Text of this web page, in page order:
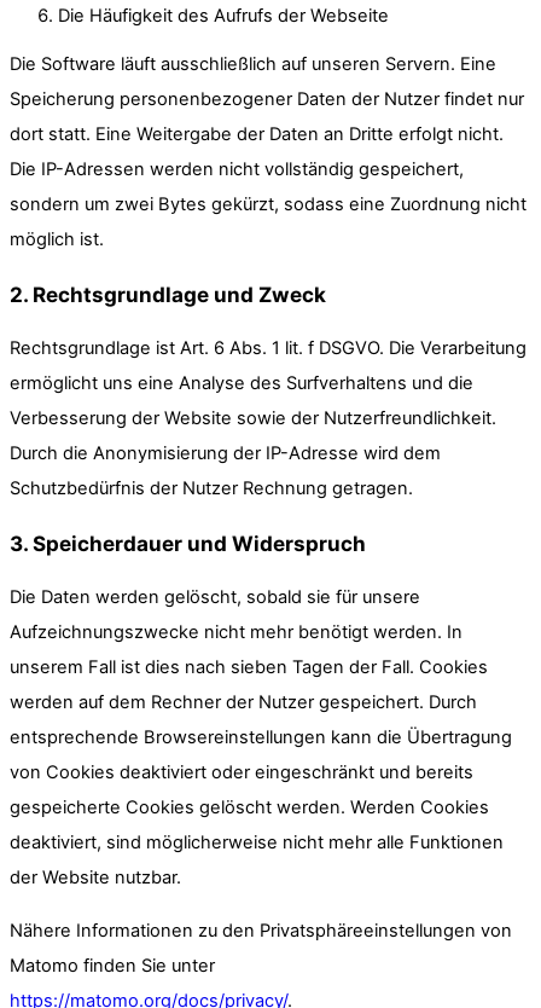
Die Häufigkeit des Aufrufs der Webseite
Die Software läuft ausschließlich auf unseren Servern. Eine
Speicherung personenbezogener Daten der Nutzer findet nur
dort statt. Eine Weitergabe der Daten an Dritte erfolgt nicht.
Die IP-Adressen werden nicht vollständig gespeichert,
sondern um zwei Bytes gekürzt, sodass eine Zuordnung nicht
möglich ist.
2. Rechtsgrundlage und Zweck
Rechtsgrundlage ist Art. 6 Abs. 1 lit. f DSGVO. Die Verarbeitung
ermöglicht uns eine Analyse des Surfverhaltens und die
Verbesserung der Website sowie der Nutzerfreundlichkeit.
Durch die Anonymisierung der IP-Adresse wird dem
Schutzbedürfnis der Nutzer Rechnung getragen.
3. Speicherdauer und Widerspruch
Die Daten werden gelöscht, sobald sie für unsere
Aufzeichnungszwecke nicht mehr benötigt werden. In
unserem Fall ist dies nach sieben Tagen der Fall. Cookies
werden auf dem Rechner der Nutzer gespeichert. Durch
entsprechende Browsereinstellungen kann die Übertragung
von Cookies deaktiviert oder eingeschränkt und bereits
gespeicherte Cookies gelöscht werden. Werden Cookies
deaktiviert, sind möglicherweise nicht mehr alle Funktionen
der Website nutzbar.
Nähere Informationen zu den Privatsphäreeinstellungen von
Matomo finden Sie unter
https://matomo.org/docs/privacy/.